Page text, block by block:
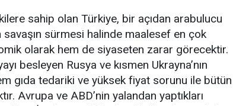
sahip olan Türkiye, bir açıdan arabulucu
sürmesi halinde maalesef en çok
olarak hem de siyaseten zarar görecektir.
besleyen Rusya ve kısmen Ukrayna’nın
gıda tedariki ve yüksek fiyat sorunu ile bütün
Avrupa ve ABD’nin yalandan yaptıkları